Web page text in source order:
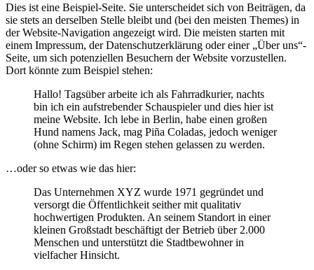
Dies ist eine Beispiel-Seite. Sie unterscheidet sich von Beiträgen, da
sie stets an derselben Stelle bleibt und (bei den meisten Themes) in
der Website-Navigation angezeigt wird. Die meisten starten mit
einem Impressum, der Datenschutzerklärung oder einer „Über uns“-
Seite, um sich potenziellen Besuchern der Website vorzustellen.
Dort könnte zum Beispiel stehen:
Hallo! Tagsüber arbeite ich als Fahrradkurier, nachts
bin ich ein aufstrebender Schauspieler und dies hier ist
meine Website. Ich lebe in Berlin, habe einen großen
Hund namens Jack, mag Piña Coladas, jedoch weniger
(ohne Schirm) im Regen stehen gelassen zu werden.
…oder so etwas wie das hier:
Das Unternehmen XYZ wurde 1971 gegründet und
versorgt die Öffentlichkeit seither mit qualitativ
hochwertigen Produkten. An seinem Standort in einer
kleinen Großstadt beschäftigt der Betrieb über 2.000
Menschen und unterstützt die Stadtbewohner in
vielfacher Hinsicht.